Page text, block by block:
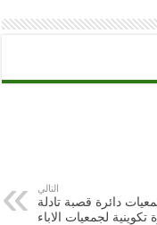
التالي
دائرة قصبة تادلة
تكوينية لجمعيات الاباء